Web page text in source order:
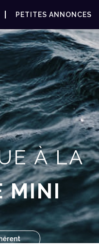
PETITES ANNONCES
À LA
MINI